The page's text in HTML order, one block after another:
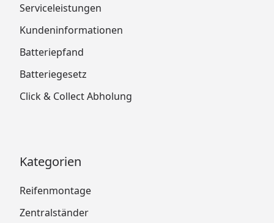
Serviceleistungen
Kundeninformationen
Batteriepfand
Batteriegesetz
Click & Collect Abholung
Kategorien
Reifenmontage
Zentralständer